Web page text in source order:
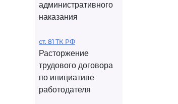
административного
наказания
ст. 81 ТК РФ
Расторжение
трудового договора
по инициативе
работодателя